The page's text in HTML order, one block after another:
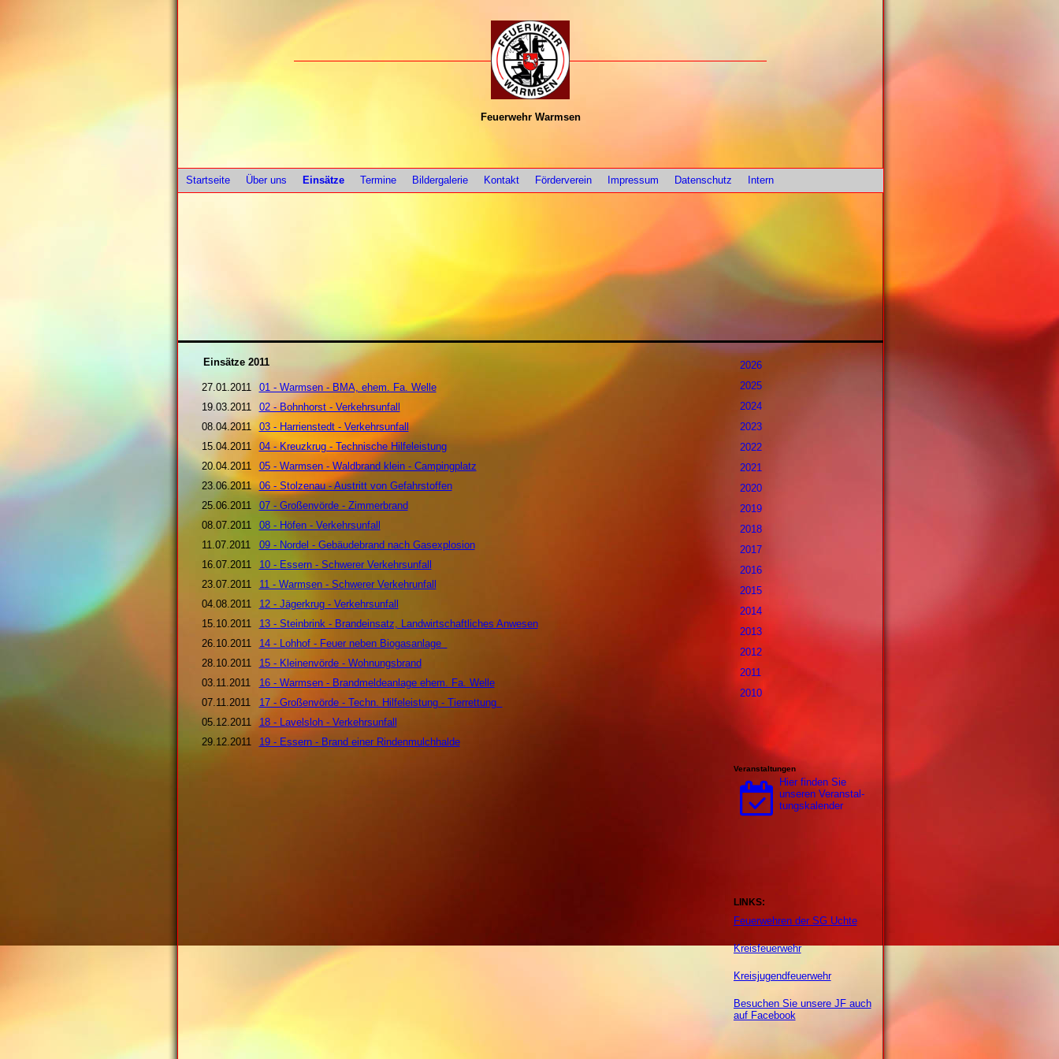
Feuerwehr Warmsen
Startseite Über uns Einsätze Termine Bildergalerie Kontakt Förderverein Impressum Datenschutz Intern
Einsätze 2011
27.01.2011
01 - Warmsen - BMA, ehem. Fa. Welle
19.03.2011
02 - Bohnhorst - Verkehrsunfall
08.04.2011
03 - Harrienstedt - Verkehrsunfall
15.04.2011
04 - Kreuzkrug - Technische Hilfeleistung
20.04.2011
05 - Warmsen - Waldbrand klein - Campingplatz
23.06.2011
06 - Stolzenau - Austritt von Gefahrstoffen
25.06.2011
07 - Großenvörde - Zimmerbrand
08.07.2011
08 - Höfen - Verkehrsunfall
11.07.2011
09 - Nordel - Gebäudebrand nach Gasexplosion
16.07.2011
10 - Essern - Schwerer Verkehrsunfall
23.07.2011
11 - Warmsen - Schwerer Verkehrunfall
04.08.2011
12 - Jägerkrug - Verkehrsunfall
15.10.2011
13 - Steinbrink - Brandeinsatz, Landwirtschaftliches Anwesen
26.10.2011
14 - Lohhof - Feuer neben Biogasanlage
28.10.2011
15 - Kleinenvörde - Wohnungsbrand
03.11.2011
16 - Warmsen - Brandmeldeanlage ehem. Fa. Welle
07.11.2011
17 - Großenvörde - Techn. Hilfeleistung - Tierrettung
05.12.2011
18 - Lavelsloh - Verkehrsunfall
29.12.2011
19 - Essern - Brand einer Rindenmulchhalde
2026
2025
2024
2023
2022
2021
2020
2019
2018
2017
2016
2015
2014
2013
2012
2011
2010
Veranstaltungen
Hier finden Sie
unseren Ver­an­stal­
tungs­ka­len­der
LINKS:
Feuerwehren der SG Uchte
Kreisfeuerwehr
Kreisjugendfeuerwehr
Besuchen Sie unsere JF auch
auf Facebook